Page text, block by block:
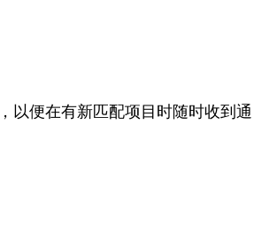
以便在有新匹配项目时随时收到通